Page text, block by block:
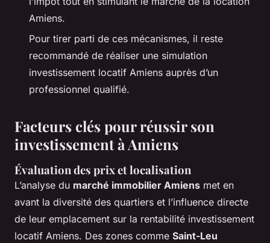
Amiens.
Pour tirer parti de ces mécanismes, il reste
recommandé de réaliser une simulation
investissement locatif Amiens auprès d’un
professionnel qualifié.
Facteurs clés pour réussir son
investissement à Amiens
Évaluation des prix et localisation
L’analyse du marché immobilier Amiens met en
avant la diversité des quartiers et l’influence directe
de leur emplacement sur la rentabilité investissement
locatif Amiens. Des zones comme Saint-Leu